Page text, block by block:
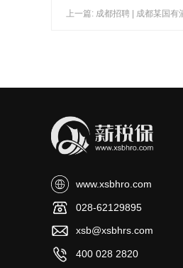
上一篇: 成都招聘 | 成都某国
www.xsbhro.com
028-62129895
xsb@xsbhrs.com
400 028 2820